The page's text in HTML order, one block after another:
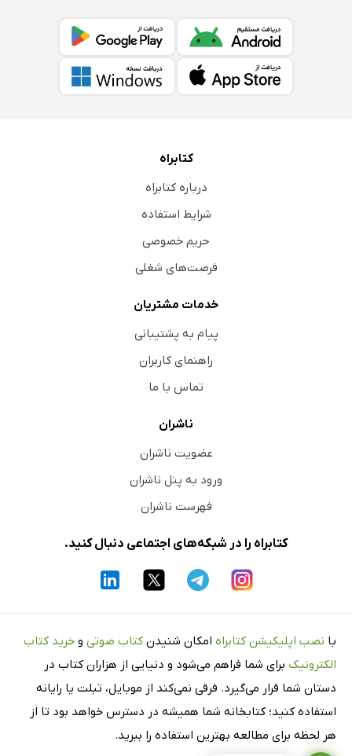
کتابراه
درباره کتابراه
شرایط استفاده
حریم خصوصی
فرصت‌های شغلی
خدمات مشتریان
پیام به پشتیبانی
راهنمای کاربران
تماس با ما
ناشران
عضویت ناشران
ورود به پنل ناشران
فهرست ناشران
کتابراه را در شبکه‌های اجتماعی دنبال کنید.
با نصب اپلیکیشن کتابراه امکان شنیدن کتاب صوتی و خرید کتاب
الکترونیک برای شما فراهم می‌شود و دنیایی از هزاران کتاب در
دستان شما قرار می‌گیرد. فرقی نمی‌کند از موبایل، تبلت یا رایانه
استفاده کنید؛ کتابخانه شما همیشه در دسترس خواهد بود تا از
هر لحظه برای مطالعه بهترین استفاده را ببرید.